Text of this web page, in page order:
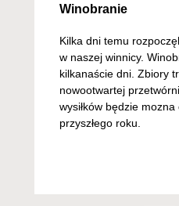
Winobranie
Kilka dni temu
w naszej winnicy.
kilkanaście dni. Zbiory
nowootwartej
wysiłków będzie
przyszłego roku.